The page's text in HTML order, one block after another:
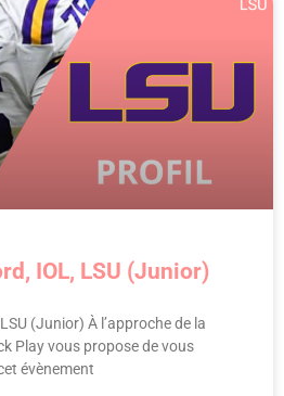
IOL, LSU (Junior)
(Junior) À l’approche de la
Play vous propose de vous
évènement